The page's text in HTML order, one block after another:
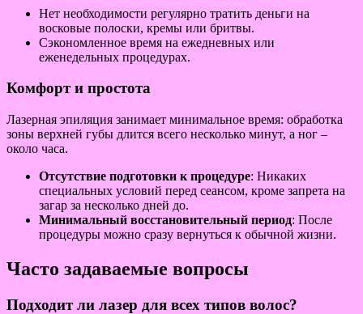
Нет необходимости регулярно тратить деньги на
восковые полоски, кремы или бритвы.
Сэкономленное время на ежедневных или
еженедельных процедурах.
Комфорт и простота
Лазерная эпиляция занимает минимальное время: обработка
зоны верхней губы длится всего несколько минут, а ног –
около часа.
Отсутствие подготовки к процедуре: Никаких
специальных условий перед сеансом, кроме запрета на
загар за несколько дней до.
Минимальный восстановительный период: После
процедуры можно сразу вернуться к обычной жизни.
Часто задаваемые вопросы
Подходит ли лазер для всех типов волос?